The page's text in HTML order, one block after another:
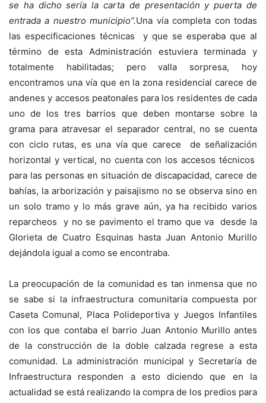
se ha dicho sería la carta de presentación y puerta de
entrada a nuestro municipio”.Una vía completa con todas
las especificaciones técnicas y que se esperaba que al
término de esta Administración estuviera terminada y
totalmente habilitadas; pero valla sorpresa, hoy
encontramos una vía que en la zona residencial carece de
andenes y accesos peatonales para los residentes de cada
uno de los tres barrios que deben montarse sobre la
grama para atravesar el separador central, no se cuenta
con ciclo rutas, es una vía que carece de señalización
horizontal y vertical, no cuenta con los accesos técnicos
para las personas en situación de discapacidad, carece de
bahías, la arborización y paisajismo no se observa sino en
un solo tramo y lo más grave aún, ya ha recibido varios
reparcheos y no se pavimento el tramo que va desde la
Glorieta de Cuatro Esquinas hasta Juan Antonio Murillo
dejándola igual a como se encontraba.
La preocupación de la comunidad es tan inmensa que no
se sabe si la infraestructura comunitaria compuesta por
Caseta Comunal, Placa Polideportiva y Juegos Infantiles
con los que contaba el barrio Juan Antonio Murillo antes
de la construcción de la doble calzada regrese a esta
comunidad. La administración municipal y Secretaría de
Infraestructura responden a esto diciendo que en la
actualidad se está realizando la compra de los predios para